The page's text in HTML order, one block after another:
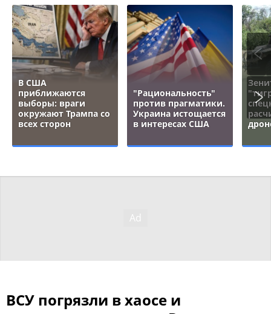
В США
приближаются
выборы: враги
окружают Трампа со
всех сторон
"Рациональность"
против прагматики.
Украина истощается
в интересах США
ВСУ погрязли в хаосе и